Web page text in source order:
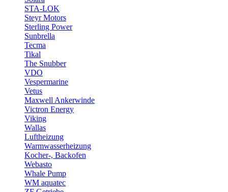
STA-LOK
Steyr Motors
Sterling Power
Sunbrella
Tecma
Tikal
The Snubber
VDO
Vespermarine
Vetus
Maxwell Ankerwinde
Victron Energy
Viking
Wallas
Luftheizung
Warmwasserheizung
Kocher-, Backofen
Webasto
Whale Pump
WM aquatec